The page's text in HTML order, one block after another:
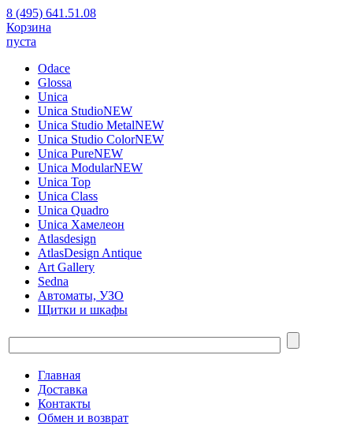
8 (495) 641.51.08
Корзина
пуста
Odace
Glossa
Unica
Unica StudioNEW
Unica Studio MetalNEW
Unica Studio ColorNEW
Unica PureNEW
Unica ModularNEW
Unica Top
Unica Class
Unica Quadro
Unica Хамелеон
Atlasdesign
AtlasDesign Antique
Art Gallery
Sedna
Автоматы, УЗО
Щитки и шкафы
Главная
Доставка
Контакты
Обмен и возврат